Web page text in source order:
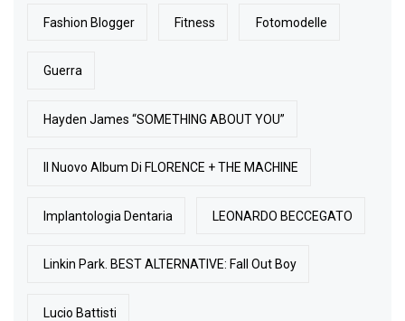
Fashion Blogger Fitness Fotomodelle
Guerra
Hayden James “SOMETHING ABOUT YOU”
Il Nuovo Album Di FLORENCE + THE MACHINE
Implantologia Dentaria LEONARDO BECCEGATO
Linkin Park. BEST ALTERNATIVE: Fall Out Boy
Lucio Battisti